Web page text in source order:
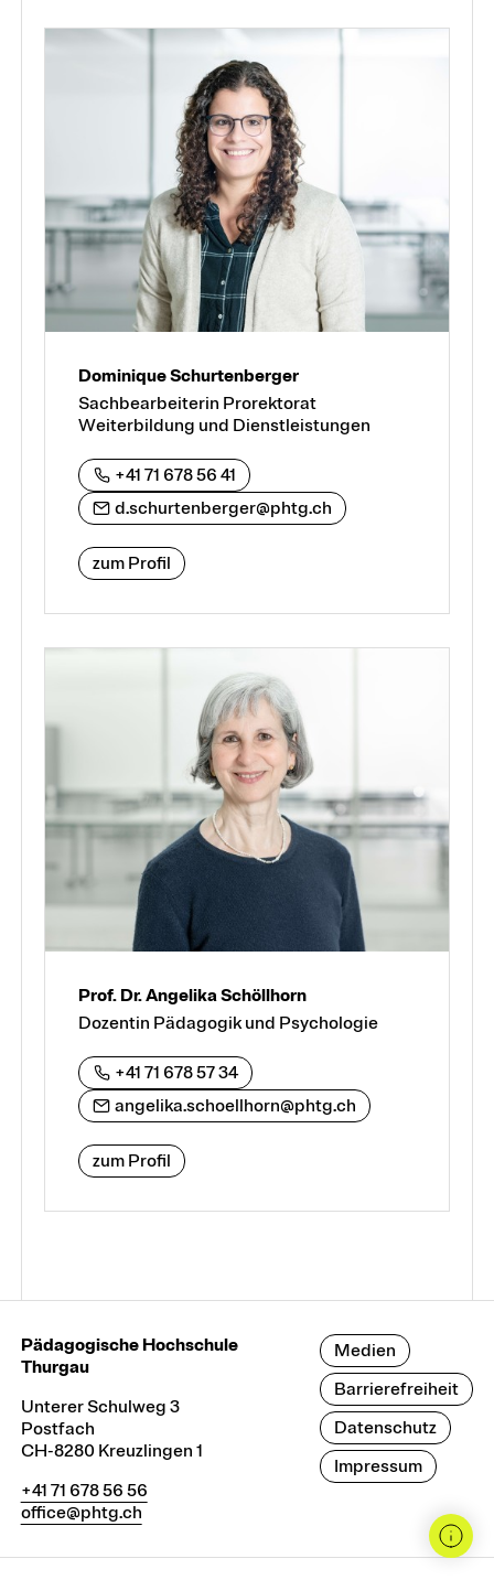
Dominique Schurtenberger
Sachbearbeiterin Prorektorat
Weiterbildung und Dienstleistungen
+41 71 678 56 41
d.schurtenberger@phtg.ch
zum Profil
Prof. Dr. Angelika Schöllhorn
Dozentin Pädagogik und Psychologie
+41 71 678 57 34
angelika.schoellhorn@phtg.ch
zum Profil
Pädagogische Hochschule
Thurgau
Unterer Schulweg 3
Postfach
CH-8280 Kreuzlingen 1
+41 71 678 56 56
office@phtg.ch
Medien
Barrierefreiheit
Datenschutz
Impressum